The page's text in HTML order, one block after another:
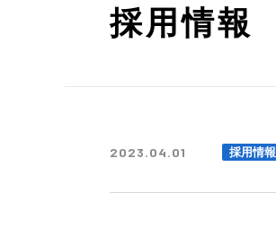
採用情報
2023.04.01 採用情報